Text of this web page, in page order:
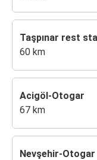
Taşpınar rest
60 km
Acigöl-Otogar
67 km
Nevşehir-Otogar